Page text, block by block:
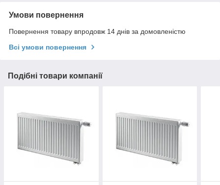
Умови повернення
Повернення товару впродовж 14 днів за домовленістю
Всі умови повернення
Подібні товари компанії